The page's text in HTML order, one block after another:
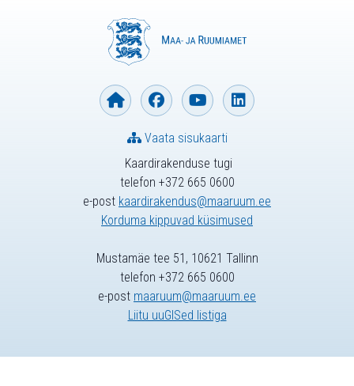
Kaardirakenduse tugi
telefon +372 665 0600
e-post kaardirakendus@maaruum.ee
Korduma kippuvad küsimused
Vaata sisukaarti
Mustamäe tee 51, 10621 Tallinn
telefon +372 665 0600
e-post maaruum@maaruum.ee
Liitu uuGISed listiga